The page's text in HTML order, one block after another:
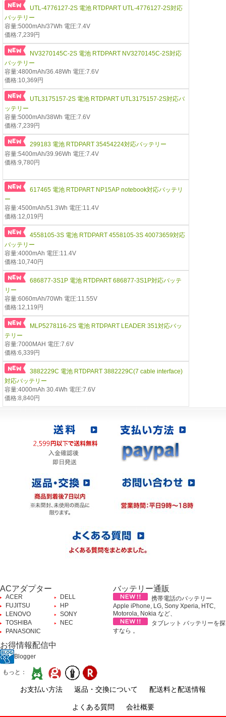
UTL-4776127-2S 電池 RTDPART UTL-4776127-2S対応
バッテリー
容量:5000mAh/37Wh 電圧:7.4V
価格:7,239円
NV3270145C-2S 電池 RTDPART NV3270145C-2S対応
バッテリー
容量:4800mAh/36.48Wh 電圧:7.6V
価格:10,369円
UTL3175157-2S 電池 RTDPART UTL3175157-2S対応バ
ッテリー
容量:5000mAh/38Wh 電圧:7.6V
価格:7,239円
299183 電池 RTDPART 35454224対応バッテリー
容量:5400mAh/39.96Wh 電圧:7.4V
価格:9,780円
617465 電池 RTDPART NP15AP notebook対応バッテリ
ー
容量:4500mAh/51.3Wh 電圧:11.4V
価格:12,019円
4558105-3S 電池 RTDPART 4558105-3S 40073659対応
バッテリー
容量:4000mAh 電圧:11.4V
価格:10,740円
686877-3S1P 電池 RTDPART 686877-3S1P対応バッテ
リー
容量:6060mAh/70Wh 電圧:11.55V
価格:12,119円
MLP5278116-2S 電池 RTDPART LEADER 351対応バッ
テリー
容量:7000MAH 電圧:7.6V
価格:6,339円
3882229C 電池 RTDPART 3882229C(7 cable interface)
対応バッテリー
容量:4000mAh 30.4Wh 電圧:7.6V
価格:8,840円
ACアダプター
ACER
DELL
FUJITSU
HP
LENOVO
SONY
TOSHIBA
NEC
PANASONIC
バッテリー通販
携帯電話のバッテリー
Apple iPhone, LG, Sony Xperia, HTC,
Motorola, Nokia など、
タブレット バッテリーを探
すなら 。
お得情報配信中
Blogger
もっと：
お支払い方法 返品・交換について 配送料と配送情報
よくある質問 会社概要